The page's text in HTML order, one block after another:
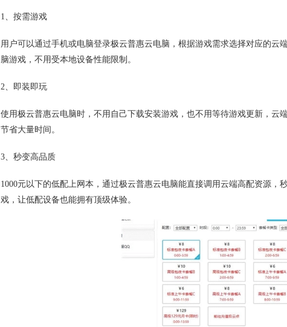
1、按需游戏
用户可以通过手机或电脑登录极云普惠云电脑，根据游戏需求选择对应的云
脑游戏，不用受本地设备性能限制。
2、即装即玩
使用极云普惠云电脑时，不用自己下载安装游戏，也不用等待游戏更新，云
节省大量时间。
3、秒变高品质
1000元以下的低配上网本，通过极云普惠云电脑能直接调用云端高配资源，
戏，让低配设备也能拥有顶级体验。